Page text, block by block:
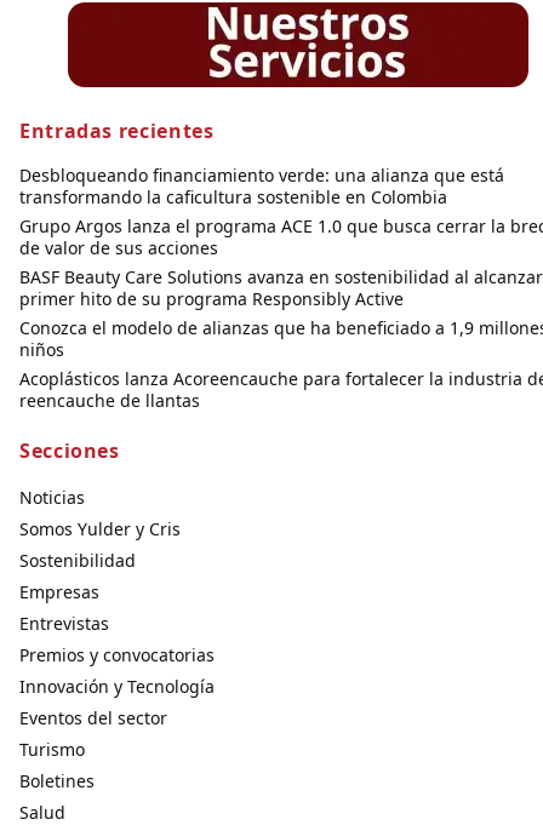
Entradas recientes
Desbloqueando financiamiento verde: una alianza que está
transformando la caficultura sostenible en Colombia
Grupo Argos lanza el programa ACE 1.0 que busca cerrar la
de valor de sus acciones
BASF Beauty Care Solutions avanza en sostenibilidad al
primer hito de su programa Responsibly Active
Conozca el modelo de alianzas que ha beneficiado a 1,9
niños
Acoplásticos lanza Acoreencauche para fortalecer la industria
reencauche de llantas
Secciones
Noticias
Somos Yulder y Cris
Sostenibilidad
Empresas
Entrevistas
Premios y convocatorias
Innovación y Tecnología
Eventos del sector
Turismo
Boletines
Salud